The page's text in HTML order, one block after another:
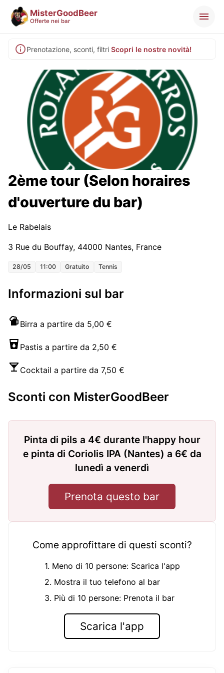
MisterGoodBeer
Offerte nei bar
Prenotazione, sconti, filtri Scopri le nostre novità!
2ème tour (Selon horaires
d'ouverture du bar)
Le Rabelais
3 Rue du Bouffay, 44000 Nantes, France
28/05 11:00 Gratuito Tennis
Informazioni sul bar
Birra a partire da 5,00 €
Pastis a partire da 2,50 €
Cocktail a partire da 7,50 €
Sconti con MisterGoodBeer
Pinta di pils a 4€ durante l'happy hour
e pinta di Coriolis IPA (Nantes) a 6€ da
lunedì a venerdì
Prenota questo bar
Come approfittare di questi sconti?
1. Meno di 10 persone: Scarica l'app
2. Mostra il tuo telefono al bar
3. Più di 10 persone: Prenota il bar
Scarica l'app